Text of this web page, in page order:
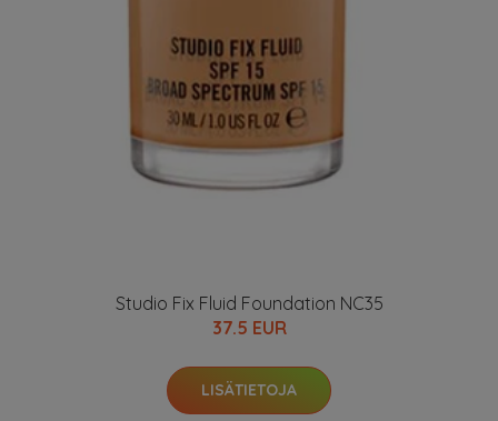
Studio Fix Fluid Foundation NC35
37.5 EUR
LISÄTIETOJA